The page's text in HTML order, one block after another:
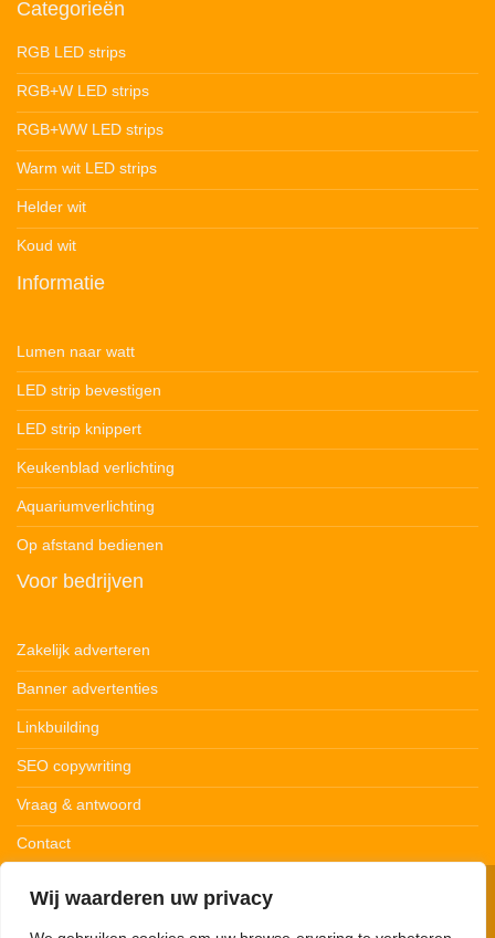
Wij waarderen uw privacy
Categorieën
RGB LED strips
RGB+W LED strips
RGB+WW LED strips
Warm wit LED strips
Helder wit
Koud wit
Informatie
Lumen naar watt
LED strip bevestigen
LED strip knippert
Keukenblad verlichting
Aquariumverlichting
Op afstand bedienen
Voor bedrijven
Zakelijk adverteren
Banner advertenties
Linkbuilding
SEO copywriting
Vraag & antwoord
Contact
Privacybeleid Cookiebeleid Disclaimer